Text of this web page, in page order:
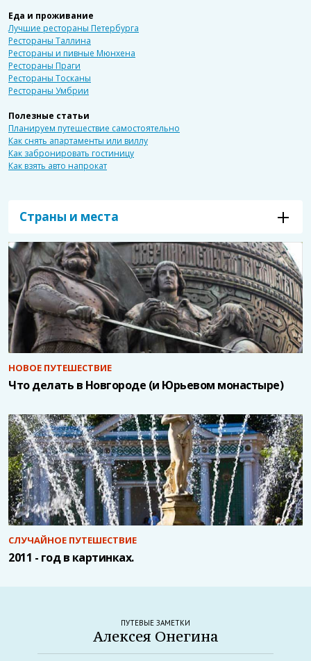
Еда и проживание
Лучшие рестораны Петербурга
Рестораны Таллина
Рестораны и пивные Мюнхена
Рестораны Праги
Рестораны Тосканы
Рестораны Умбрии
Полезные статьи
Планируем путешествие самостоятельно
Как снять апартаменты или виллу
Как забронировать гостиницу
Как взять авто напрокат
Страны и места
НОВОЕ ПУТЕШЕСТВИЕ
Что делать в Новгороде (и Юрьевом монастыре)
СЛУЧАЙНОЕ ПУТЕШЕСТВИЕ
2011 - год в картинках.
ПУТЕВЫЕ ЗАМЕТКИ
Алексея Онегина